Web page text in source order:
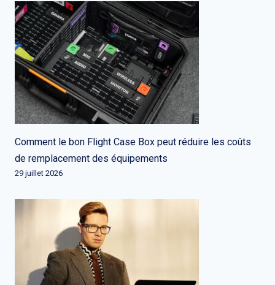
Comment le bon Flight Case Box peut réduire les coûts
de remplacement des équipements
29 juillet 2026